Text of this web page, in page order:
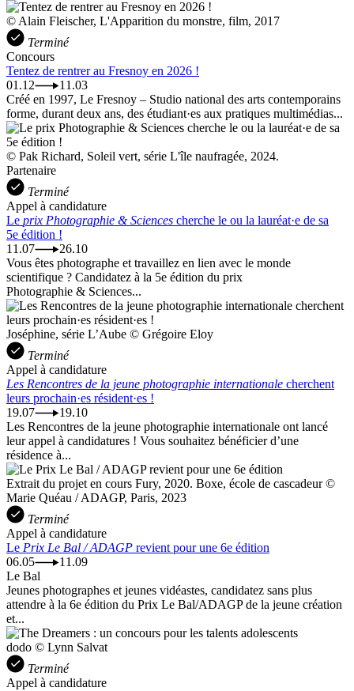
© Alain Fleischer, L'Apparition du monstre, film, 2017
Terminé
Concours
Tentez de rentrer au Fresnoy en 2026 !
01.12
11.03
Créé en 1997, Le Fresnoy – Studio national des arts contemporains
forme, durant deux ans, des étudiant·es aux pratiques multimédias...
© Pak Richard, Soleil vert, série L'île naufragée, 2024.
Partenaire
Terminé
Appel à candidature
Le prix Photographie & Sciences cherche le ou la lauréat·e de sa
5e édition !
11.07
26.10
Vous êtes photographe et travaillez en lien avec le monde
scientifique ? Candidatez à la 5e édition du prix
Photographie & Sciences...
Joséphine, série L’Aube © Grégoire Eloy
Terminé
Appel à candidature
Les Rencontres de la jeune photographie internationale cherchent
leurs prochain·es résident·es !
19.07
19.10
Les Rencontres de la jeune photographie internationale ont lancé
leur appel à candidatures ! Vous souhaitez bénéficier d’une
résidence à...
Extrait du projet en cours Fury, 2020. Boxe, école de cascadeur ©
Marie Quéau / ADAGP, Paris, 2023
Terminé
Appel à candidature
Le Prix Le Bal / ADAGP revient pour une 6e édition
06.05
11.09
Le Bal
Jeunes photographes et jeunes vidéastes, candidatez sans plus
attendre à la 6e édition du Prix Le Bal/ADAGP de la jeune création
et...
dodo © Lynn Salvat
Terminé
Appel à candidature